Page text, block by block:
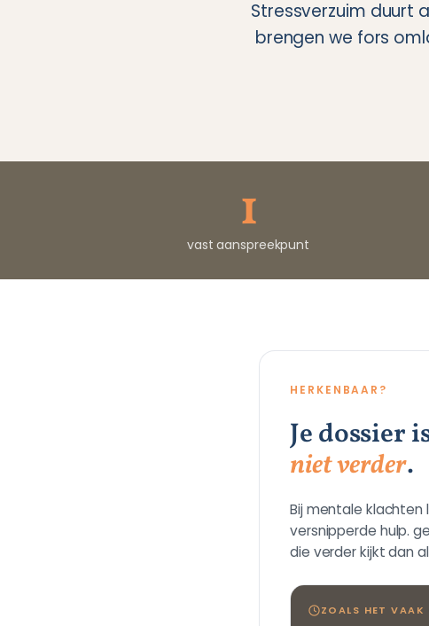
Stressverzuim duurt
brengen we fors
1
vast aanspreekpunt
HERKENBAAR?
Je dossier
niet verder.
Bij mentale
versnipperde hulp.
die verder kijkt dan
ZOALS HET VAAK